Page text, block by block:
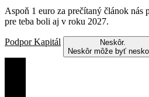
Aspoň 1 euro za prečítaný článok nás
pre teba boli aj v roku 2027.
Podpor Kapitál
Neskôr.
Neskôr môže byť